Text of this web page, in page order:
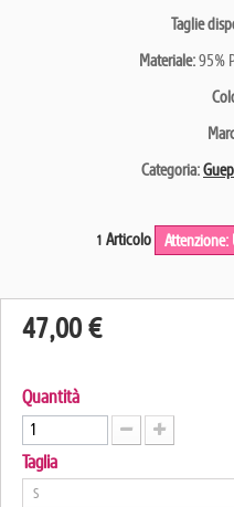
Taglie
Materiale:95%
Categoria:
1 Articolo
47,00 €
Quantità
Taglia